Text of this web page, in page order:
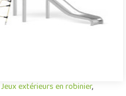
Jeux extérieurs en robinier,